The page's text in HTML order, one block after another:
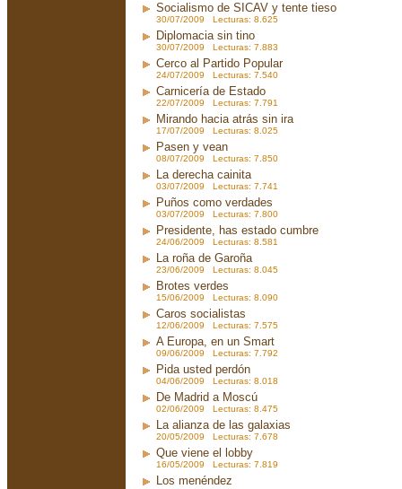
Socialismo de SICAV y tente tieso
30/07/2009 Lecturas: 8.625
Diplomacia sin tino
30/07/2009 Lecturas: 7.883
Cerco al Partido Popular
24/07/2009 Lecturas: 7.540
Carnicería de Estado
22/07/2009 Lecturas: 7.791
Mirando hacia atrás sin ira
17/07/2009 Lecturas: 8.025
Pasen y vean
08/07/2009 Lecturas: 7.850
La derecha cainita
03/07/2009 Lecturas: 7.741
Puños como verdades
03/07/2009 Lecturas: 7.800
Presidente, has estado cumbre
24/06/2009 Lecturas: 8.581
La roña de Garoña
23/06/2009 Lecturas: 8.045
Brotes verdes
15/06/2009 Lecturas: 8.090
Caros socialistas
12/06/2009 Lecturas: 7.575
A Europa, en un Smart
09/06/2009 Lecturas: 7.792
Pida usted perdón
04/06/2009 Lecturas: 8.018
De Madrid a Moscú
02/06/2009 Lecturas: 8.475
La alianza de las galaxias
20/05/2009 Lecturas: 7.678
Que viene el lobby
16/05/2009 Lecturas: 7.819
Los menéndez